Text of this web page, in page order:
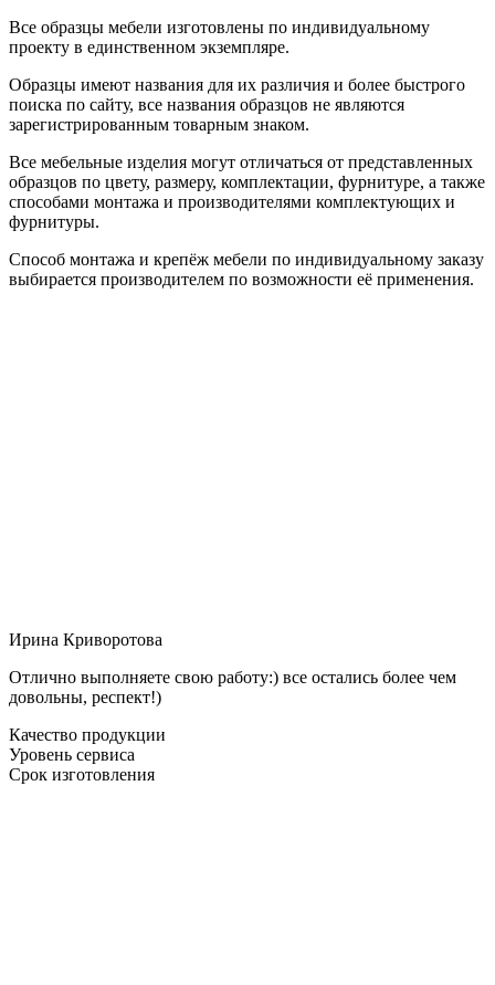
Все образцы мебели изготовлены по индивидуальному
проекту в единственном экземпляре.
Образцы имеют названия для их различия и более быстрого
поиска по сайту, все названия образцов не являются
зарегистрированным товарным знаком.
Все мебельные изделия могут отличаться от представленных
образцов по цвету, размеру, комплектации, фурнитуре, а также
способами монтажа и производителями комплектующих и
фурнитуры.
Способ монтажа и крепёж мебели по индивидуальному заказу
выбирается производителем по возможности её применения.
Ирина Криворотова
Отлично выполняете свою работу:) все остались более чем
довольны, респект!)
Качество продукции
Уровень сервиса
Срок изготовления